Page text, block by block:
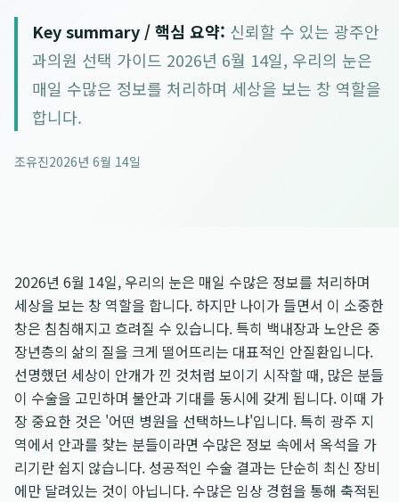
Key summary / 핵심 요약: 신뢰할 수 있는 광주안
과의원 선택 가이드 2026년 6월 14일, 우리의 눈은
매일 수많은 정보를 처리하며 세상을 보는 창 역할을
합니다.
조유진2026년 6월 14일
2026년 6월 14일, 우리의 눈은 매일 수많은 정보를 처리하며
세상을 보는 창 역할을 합니다. 하지만 나이가 들면서 이 소중한
창은 침침해지고 흐려질 수 있습니다. 특히 백내장과 노안은 중
장년층의 삶의 질을 크게 떨어뜨리는 대표적인 안질환입니다.
선명했던 세상이 안개가 낀 것처럼 보이기 시작할 때, 많은 분들
이 수술을 고민하며 불안과 기대를 동시에 갖게 됩니다. 이때 가
장 중요한 것은 '어떤 병원을 선택하느냐'입니다. 특히 광주 지
역에서 안과를 찾는 분들이라면 수많은 정보 속에서 옥석을 가
리기란 쉽지 않습니다. 성공적인 수술 결과는 단순히 최신 장비
에만 달려있는 것이 아닙니다. 수많은 임상 경험을 통해 축적된